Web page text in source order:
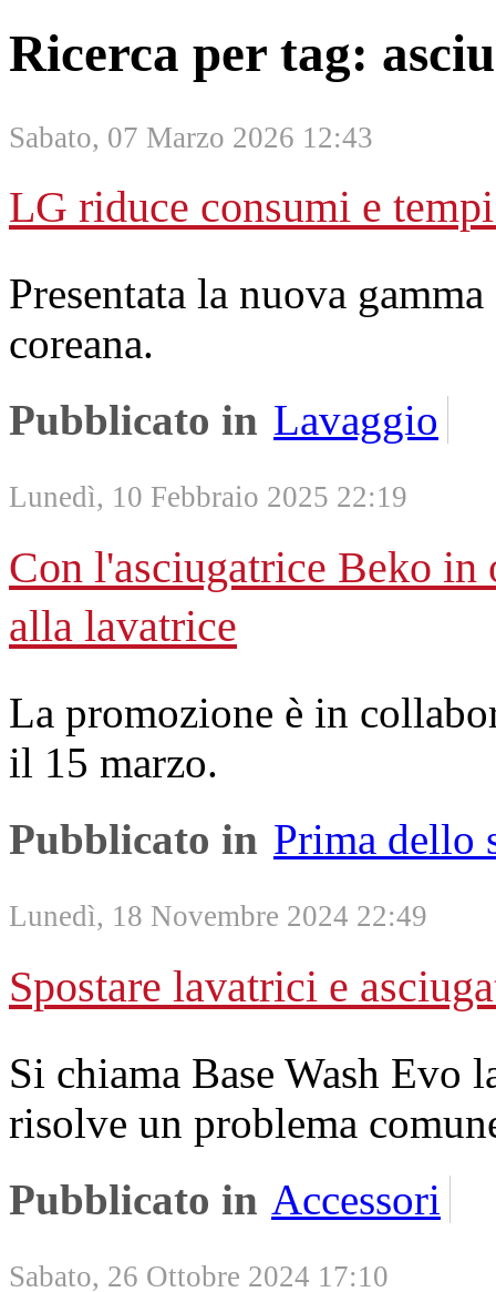
Ricerca per tag:
Sabato, 07 Marzo 2026 12:43
LG riduce consumi e
Presentata la nuova
coreana.
Pubblicato in Lavaggio
Lunedì, 10 Febbraio 2025 22:19
Con l'asciugatrice Beko
alla lavatrice
La promozione è in
il 15 marzo.
Pubblicato in Prima dello
Lunedì, 18 Novembre 2024 22:49
Spostare lavatrici e
Si chiama Base Wash Evo
risolve un problema
Pubblicato in Accessori
Sabato, 26 Ottobre 2024 17:10